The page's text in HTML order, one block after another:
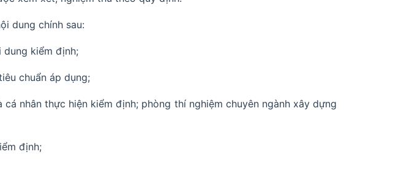
dung chính sau:
kiểm định;
chuẩn áp dụng;
nhân thực hiện kiểm định; phòng thí nghiệm chuyên ngành xây dựng
định;